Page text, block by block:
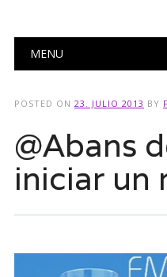
Main menu
MENU
POSTED ON 23. JULIO 2013 BY
@Abans
iniciar un